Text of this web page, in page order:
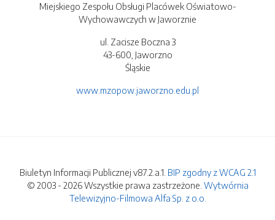
Miejskiego Zespołu Obsługi Placówek Oświatowo-
Wychowawczych w Jaworznie
ul. Zacisze Boczna 3
43-600, Jaworzno
Śląskie
www.mzopow.jaworzno.edu.pl
Biuletyn Informacji Publicznej v87.2.a.1. BIP zgodny z WCAG 2.1
© 2003 - 2026 Wszystkie prawa zastrzeżone. Wytwórnia
Telewizyjno-Filmowa Alfa Sp. z o.o.